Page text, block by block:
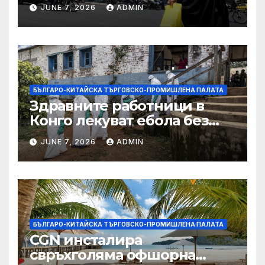
JUNE 7, 2026 ADMIN
БЪЛГАРО-КИТАЙСКА ТЪРГОВСКО-ПРОМИШЛЕНА ПАЛАТА
Здравните работници в
Конго лекуват ебола без
заплащане, докато СЗО
търси ресурси
JUNE 7, 2026 ADMIN
БЪЛГАРО-КИТАЙСКА ТЪРГОВСКО-ПРОМИШЛЕНА ПАЛАТА
CGN инсталира
свръхголяма офшорна